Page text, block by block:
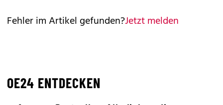
Fehler im Artikel gefunden?Jetzt melden
OE24 ENTDECKEN